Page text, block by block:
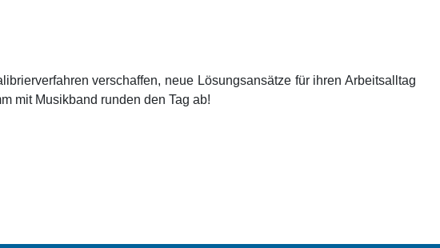
verschaffen, neue Lösungsansätze für ihren Arbeitsalltag
mit Musikband runden den Tag ab!